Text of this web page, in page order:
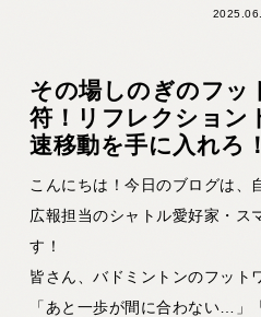
その場しのぎのフッ
符！リフレクション
速移動を手に入れろ！
こんにちは！今日のブログは、
広報担当のシャトル愛好家・ス
す！
皆さん、バドミントンのフット
「あと一歩が間に合わない…」